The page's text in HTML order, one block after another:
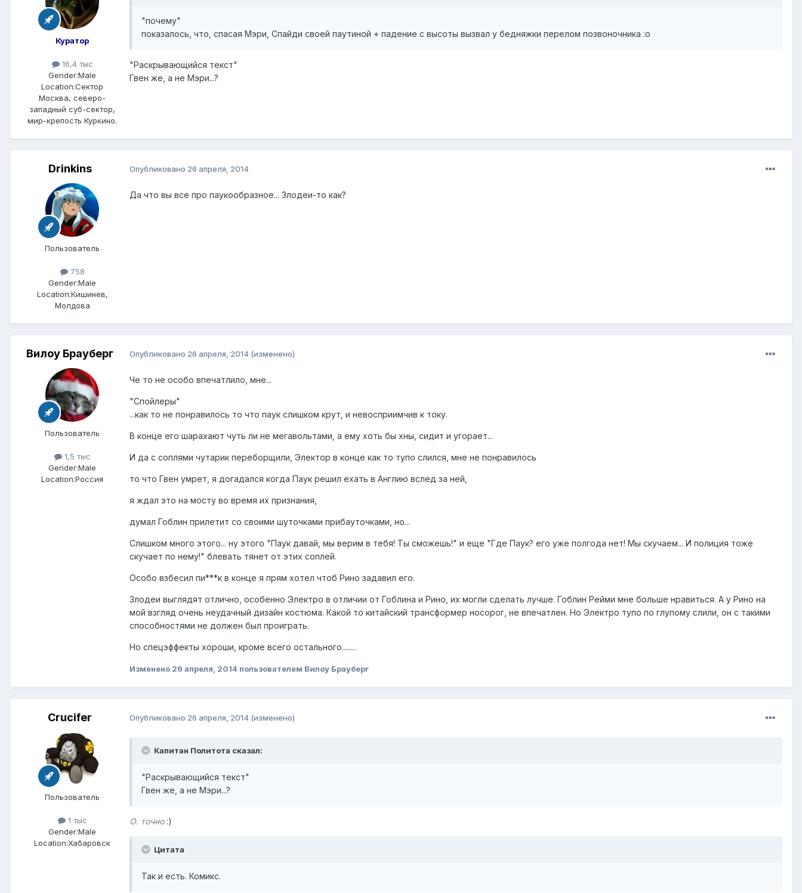
Куратор
16,4 тыс
Gender:Male
Location:Сектор
Москва, северо-
западный суб-сектор,
мир-крепость Куркино.
"почему"
показалось, что, спасая Мэри, Спайди своей паутиной + падение с высоты вызвал у бедняжки перелом позвоночника :o
"Раскрывающийся текст"
Гвен же, а не Мэри...?
Drinkins
Пользователь
758
Gender:Male
Location:Кишинев,
Молдова
Опубликовано 26 апреля, 2014
Да что вы все про паукообразное... Злодеи-то как?
Вилоу Брауберг
Пользователь
1,5 тыс
Gender:Male
Location:Россия
Опубликовано 26 апреля, 2014 (изменено)
Че то не особо впечатлило, мне...
"Спойлеры"
...как то не понравилось то что паук слишком крут, и невосприимчив к току.
В конце его шарахают чуть ли не мегавольтами, а ему хоть бы хны, сидит и угорает...
И да с соплями чутарик переборщили, Электор в конце как то тупо слился, мне не понравилось
то что Гвен умрет, я догадался когда Паук решил ехать в Англию вслед за ней,
я ждал это на мосту во время их признания,
думал Гоблин прилетит со своими шуточками прибауточками, но...
Слишком много этого... ну этого "Паук давай, мы верим в тебя! Ты сможешь!" и еще "Где Паук? его уже полгода нет! Мы скучаем... И полиция тоже
скучает по нему!" блевать тянет от этих соплей.
Особо взбесил пи***к в конце я прям хотел чтоб Рино задавил его.
Злодеи выглядят отлично, особенно Электро в отличии от Гоблина и Рино, их могли сделать лучше. Гоблин Рейми мне больше нравиться. А у Рино на
мой взгляд очень неудачный дизайн костюма. Какой то китайский трансформер носорог, не впечатлен. Но Электро тупо по глупому слили, он с такими
способностями не должен был проиграть.
Но спецэффекты хороши, кроме всего остального........
Изменено 26 апреля, 2014 пользователем Вилоу Брауберг
Crucifer
Пользователь
1 тыс
Gender:Male
Location:Хабаровск
Опубликовано 26 апреля, 2014 (изменено)
Капитан Политота сказал:
"Раскрывающийся текст"
Гвен же, а не Мэри...?
О. точно:)
Цитата
Так и есть. Комикс.